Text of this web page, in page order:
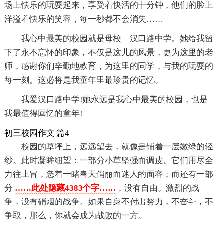
场上快乐的玩耍起来，享受着快活的十分钟，他们的脸上
洋溢着快乐的笑容，每一秒都不会消失……
我心中最美的校园就是母校—汉口路中学。她给我留
下了永不忘怀的印象，不仅是这儿的风景，更为这里的老
师，感谢你们辛勤地教育，为这里的同学，与我的玩耍的
每一刻。这必将是我童年里最珍贵的记忆。
我爱汉口路中学!她永远是我心中最美的校园，也是
我最值得回忆的童年!
初三校园作文 篇4
校园的草坪上，远远望去，就像是铺着一层嫩绿的轻
纱。此时凝眸细望：一部分小草坚强而调皮。它们用尽全
力往上冒，急着一睹春天俏丽而迷人的面容；而还有一部
分 ……此处隐藏4383个字…… ，没有自由。激烈的战
争，没有硝烟的战争。如果自身不付出努力，不奋斗，不
争取，那么，你就会成为战败的一方。